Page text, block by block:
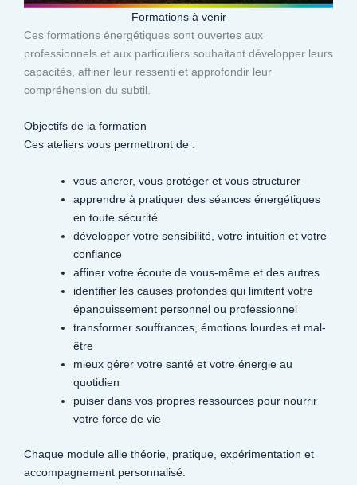
Formations à venir
Ces formations énergétiques sont ouvertes aux
professionnels et aux particuliers souhaitant développer leurs
capacités, affiner leur ressenti et approfondir leur
compréhension du subtil.​
Objectifs de la formation
Ces ateliers vous permettront de :
vous ancrer, vous protéger et vous structurer
apprendre à pratiquer des séances énergétiques
en toute sécurité
développer votre sensibilité, votre intuition et votre
confiance
affiner votre écoute de vous-même et des autres
identifier les causes profondes qui limitent votre
épanouissement personnel ou professionnel
transformer souffrances, émotions lourdes et mal-
être
mieux gérer votre santé et votre énergie au
quotidien
puiser dans vos propres ressources pour nourrir
votre force de vie
Chaque module allie théorie, pratique, expérimentation et
accompagnement personnalisé.